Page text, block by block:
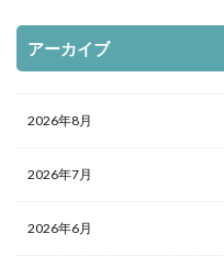
アーカイブ
2026年8月
2026年7月
2026年6月